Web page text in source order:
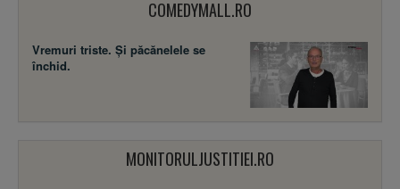
COMEDYMALL.RO
Vremuri triste. Şi păcănelele se
închid.
MONITORULJUSTITIEI.RO